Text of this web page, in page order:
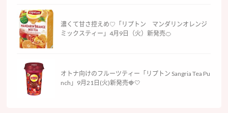
濃くて甘さ控えめ♡「リプトン マンダリンオレンジ
ミックスティー」4月9日（火）新発売🍊
オトナ向けのフルーツティー「リプトン Sangria Tea Pu
nch」9月21日(火)新発売🍓🤍